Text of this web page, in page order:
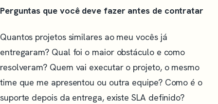
Perguntas que você deve fazer antes de contratar
Quantos projetos similares ao meu vocês já
entregaram? Qual foi o maior obstáculo e como
resolveram? Quem vai executar o projeto, o mesmo
time que me apresentou ou outra equipe? Como é o
suporte depois da entrega, existe SLA definido?